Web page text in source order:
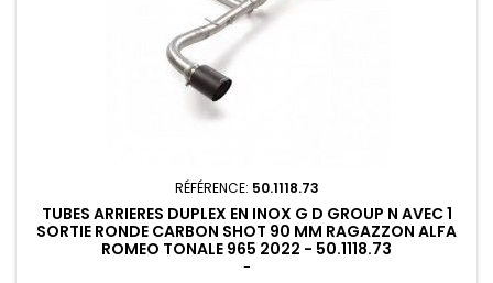
RÉFÉRENCE: 50.1118.73
TUBES ARRIERES DUPLEX EN INOX G D GROUP N AVEC 1
SORTIE RONDE CARBON SHOT 90 MM RAGAZZON ALFA
ROMEO TONALE 965 2022 - 50.1118.73
-